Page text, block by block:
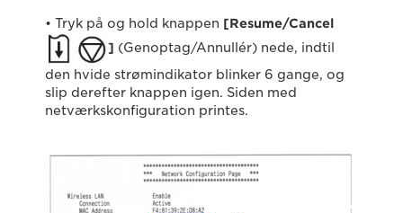
• Tryk på og hold knappen [Resume/Cancel
] (Genoptag/Annullér) nede, indtil
den hvide strømindikator blinker 6 gange, og
slip derefter knappen igen. Siden med
netværkskonfiguration printes.